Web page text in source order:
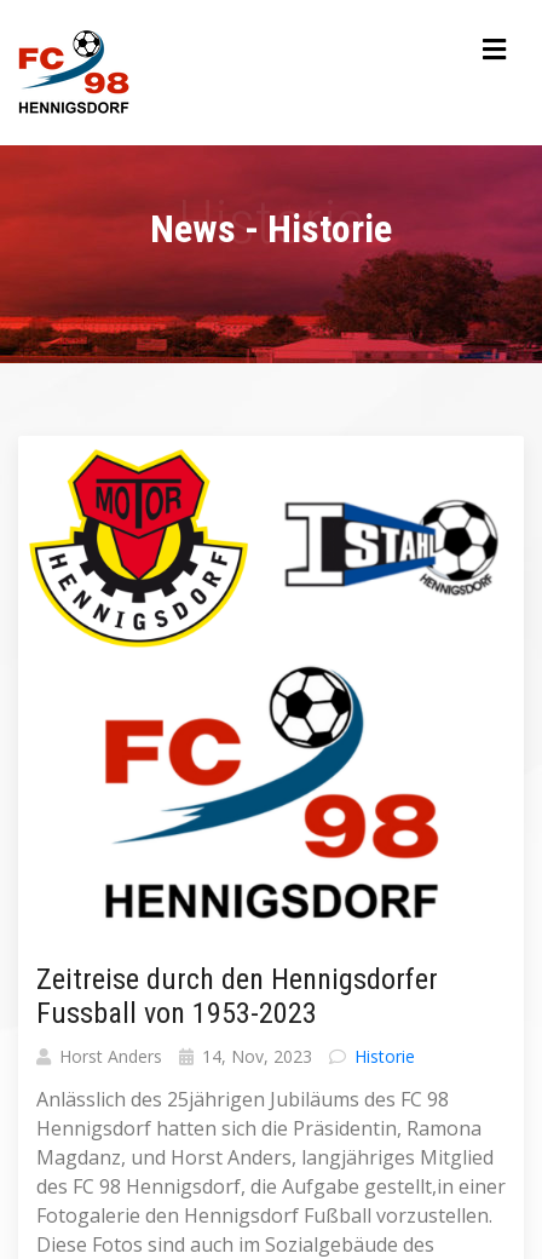
News - Historie
Zeitreise durch den Hennigsdorfer
Fussball von 1953-2023
Horst Anders 14, Nov, 2023 Historie
Anlässlich des 25jährigen Jubiläums des FC 98
Hennigsdorf hatten sich die Präsidentin, Ramona
Magdanz, und Horst Anders, langjähriges Mitglied
des FC 98 Hennigsdorf, die Aufgabe gestellt,in einer
Fotogalerie den Hennigsdorf Fußball vorzustellen.
Diese Fotos sind auch im Sozialgebäude des